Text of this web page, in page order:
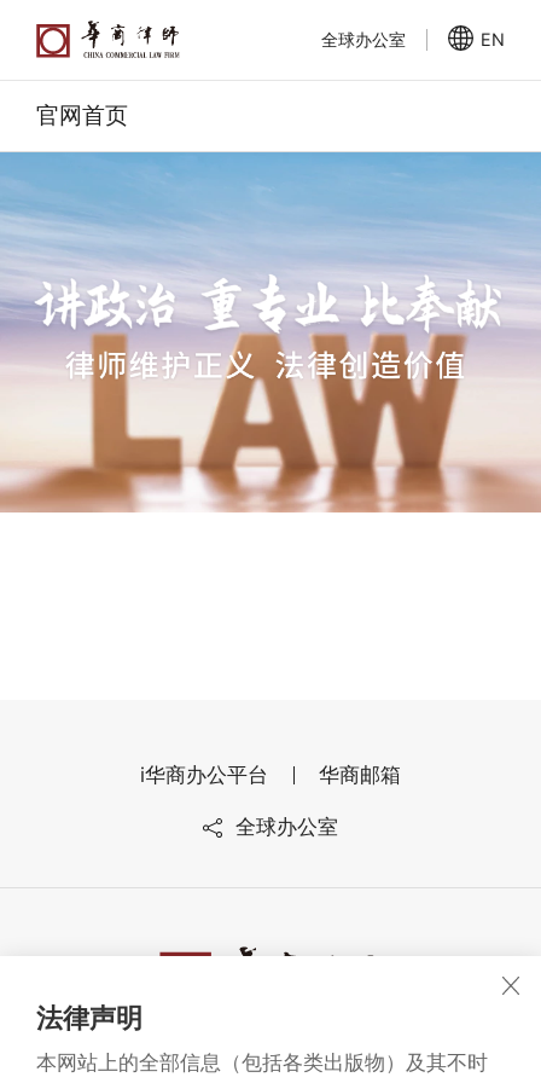
全球办公室 EN
官网首页
i华商办公平台 华商邮箱
全球办公室
©广东华商律师事务所 版权所有1993-2026
法律声明
本网站上的全部信息（包括各类出版物）及其不时